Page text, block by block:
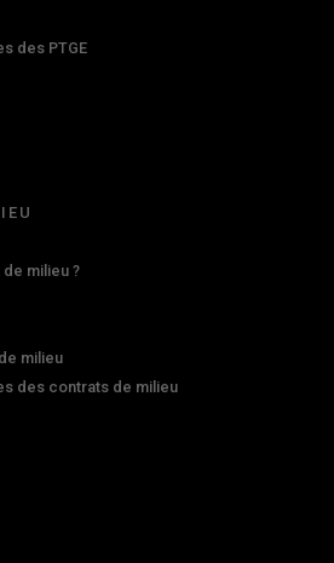
des PTGE
milieu ?
milieu
des contrats de milieu